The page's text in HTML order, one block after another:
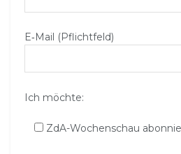
E‑Mail (Pflichtfeld)
Ich möchte:
ZdA-Wochenschau